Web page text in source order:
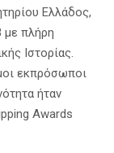
Ελλάδος,
με πλήρη
Ιστορίας.
εκπρόσωποι
ήταν
Awards